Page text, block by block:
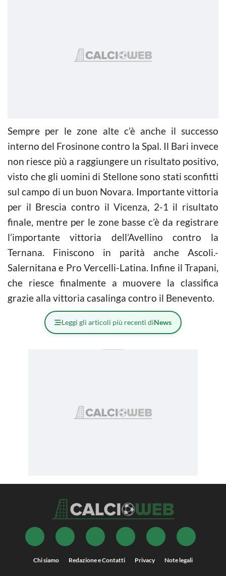
Sempre per le zone alte c’è anche il successo
interno del Frosinone contro la Spal. Il Bari invece
non riesce più a raggiungere un risultato positivo,
visto che gli uomini di Stellone sono stati sconfitti
sul campo di un buon Novara. Importante vittoria
per il Brescia contro il Vicenza, 2-1 il risultato
finale, mentre per le zone basse c’è da registrare
l’importante vittoria dell’Avellino contro la
Ternana. Finiscono in parità anche Ascoli.-
Salernitana e Pro Vercelli-Latina. Infine il Trapani,
che riesce finalmente a muovere la classifica
grazie alla vittoria casalinga contro il Benevento.
Leggi gli articoli più recenti diNews
Chi siamo Redazione e Contatti Privacy Note legali